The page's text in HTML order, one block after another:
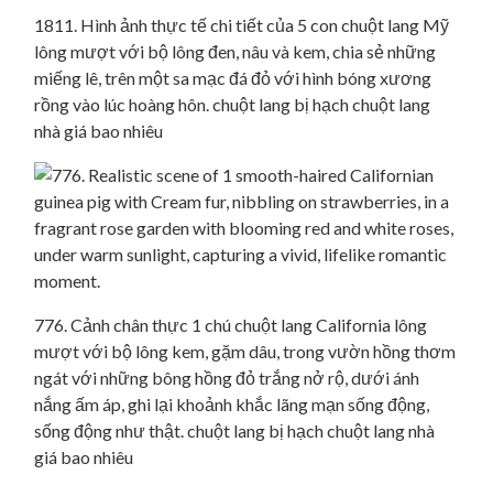
1811. Hình ảnh thực tế chi tiết của 5 con chuột lang Mỹ
lông mượt với bộ lông đen, nâu và kem, chia sẻ những
miếng lê, trên một sa mạc đá đỏ với hình bóng xương
rồng vào lúc hoàng hôn. chuột lang bị hạch chuột lang
nhà giá bao nhiêu
776. Cảnh chân thực 1 chú chuột lang California lông
mượt với bộ lông kem, gặm dâu, trong vườn hồng thơm
ngát với những bông hồng đỏ trắng nở rộ, dưới ánh
nắng ấm áp, ghi lại khoảnh khắc lãng mạn sống động,
sống động như thật. chuột lang bị hạch chuột lang nhà
giá bao nhiêu